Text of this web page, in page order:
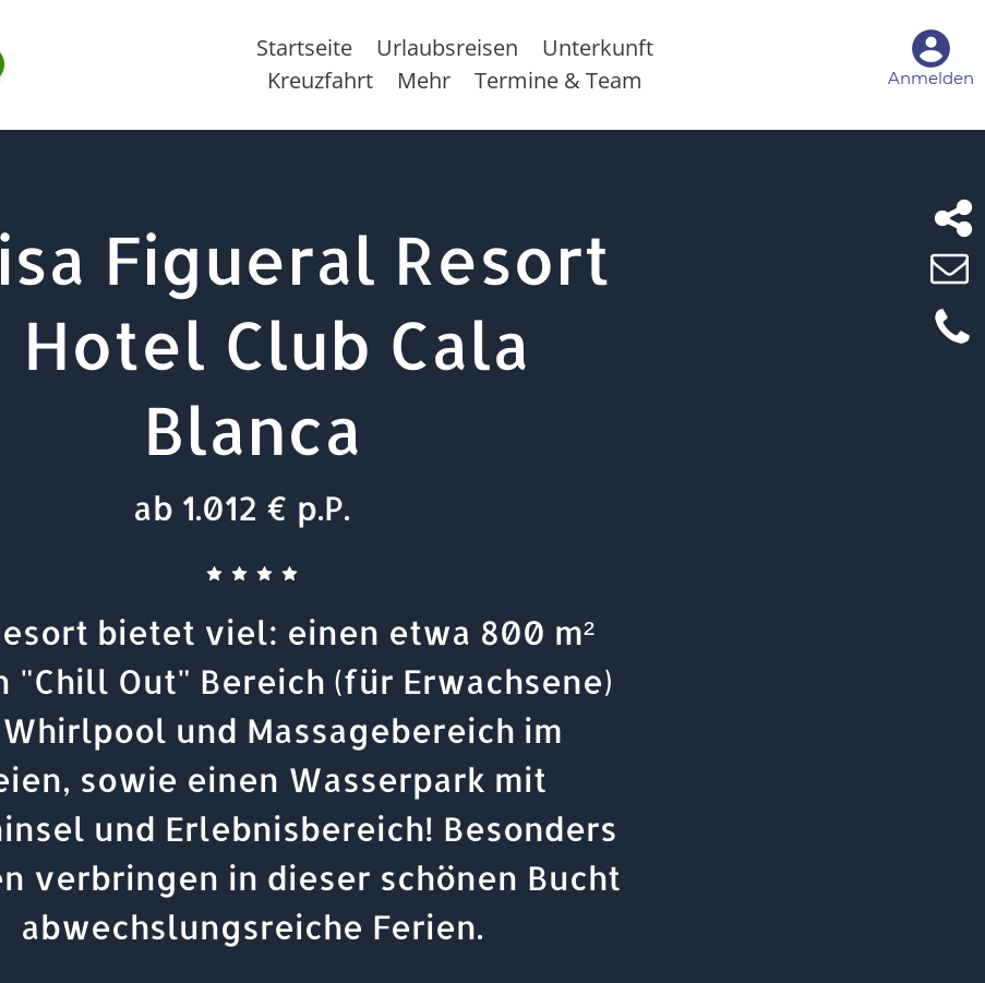
Startseite Urlaubsreisen
Unterkunft
Kreuzfahrt
Mehr Termine & Team Anmelden
Figueral Resort
Hotel Club Cala
Blanca
ab 1.012 € p.P.
bietet viel: einen etwa 800 m²
"Chill Out" Bereich (für Erwachsene)
und Massagebereich im
sowie einen Wasserpark mit
und Erlebnisbereich! Besonders
verbringen in dieser schönen Bucht
abwechslungsreiche Ferien.